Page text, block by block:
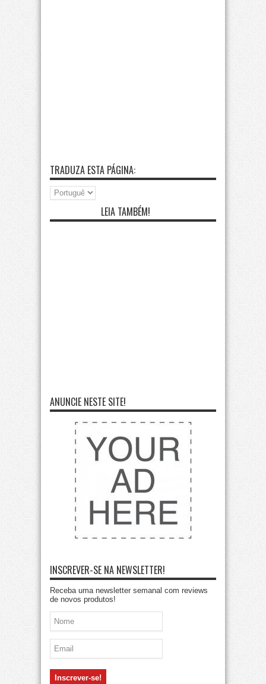
TRADUZA ESTA PÁGINA:
LEIA TAMBÉM!
ANUNCIE NESTE SITE!
INSCREVER-SE NA NEWSLETTER!
Receba uma newsletter semanal com reviews
de novos produtos!